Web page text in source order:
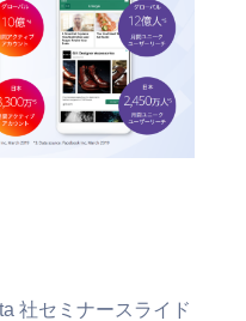
社セミナースライド